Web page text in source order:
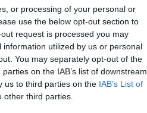
or processing of your personal or
use the below opt-out section to
request is processed you may
utilized by us or personal
You may separately opt-out of the
on the IAB’s list of downstream
us to third parties on the IAB’s List of
third parties.